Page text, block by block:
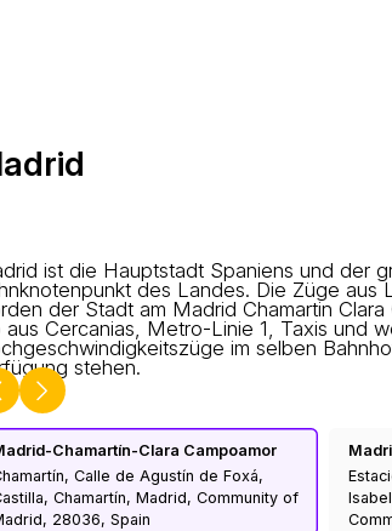
ist die Hauptstadt Spaniens und der
des Landes. Die Züge aus
der Stadt am Madrid Chamartin
aus Cercanias, Metro-Linie 1, Taxis und
im selben
stehen.
Chamartín-Clara Campoamor
Calle de Agustín de Foxá,
Chamartín, Madrid, Community of
28036, Spain